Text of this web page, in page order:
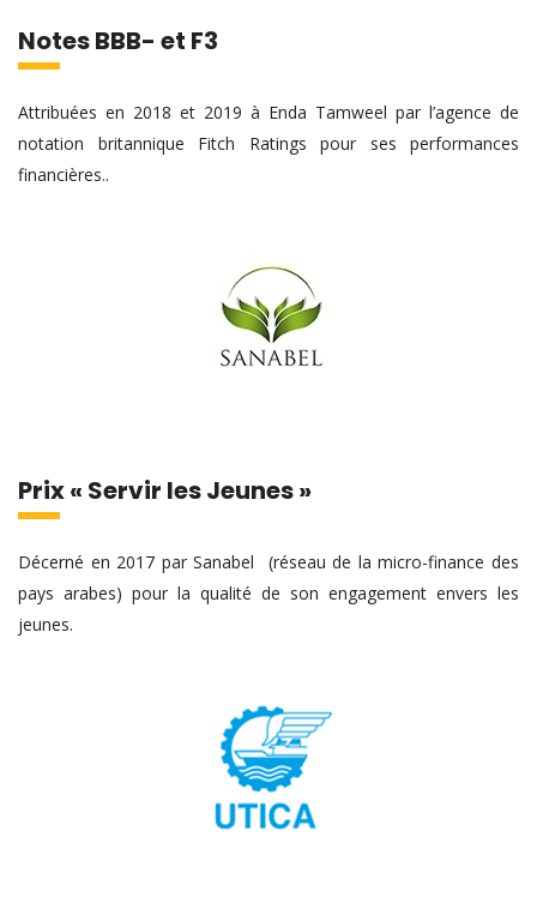
Notes BBB- et F3
Attribuées en 2018 et 2019 à Enda Tamweel par l’agence de
notation britannique Fitch Ratings pour ses performances
financières..
Prix « Servir les Jeunes »
Décerné en 2017 par Sanabel (réseau de la micro-finance des
pays arabes) pour la qualité de son engagement envers les
jeunes.